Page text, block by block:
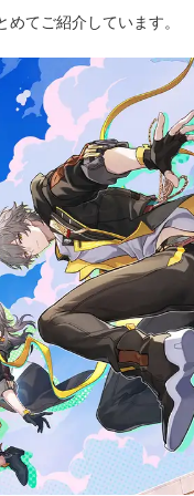
てご紹介しています。